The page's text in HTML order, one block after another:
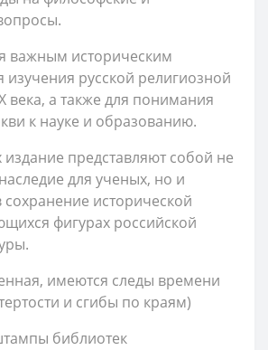
важным историческим
изучения русской религиозной
века, а также для понимания
к науке и образованию.
издание представляют собой не
для ученых, но и
исторической
фигурах российской
имеются следы времени
и сгибы по краям)
библиотек